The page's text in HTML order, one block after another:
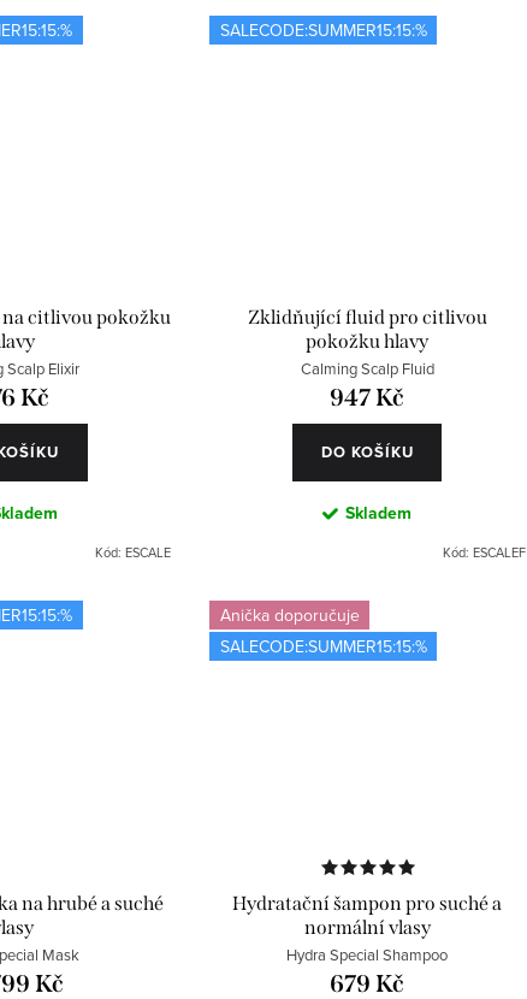
citlivou pokožku
Scalp Elixir
Kč
Kód: ESCALE
SALECODE:SUMMER15:15:%
Zklidňující fluid pro citlivou
pokožku hlavy
Calming Scalp Fluid
947 Kč
DO KOŠÍKU
Skladem
Kód: ESCALEF
na hrubé a suché
Mask
Kč
Anička doporučuje
SALECODE:SUMMER15:15:%
Hydratační šampon pro suché a
normální vlasy
Hydra Special Shampoo
679 Kč